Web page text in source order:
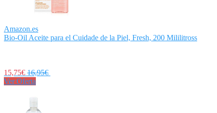
Amazon.es
Bio-Oil Aceite para el Cuidade de la Piel, Fresh, 200 Mililitross
15,75€ 16,95€
Ver Oferta